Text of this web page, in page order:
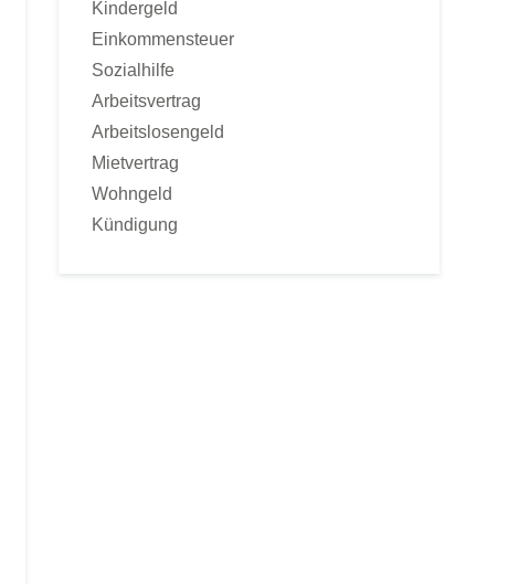
Kindergeld
Einkommensteuer
Sozialhilfe
Arbeitsvertrag
Arbeitslosengeld
Mietvertrag
Wohngeld
Kündigung